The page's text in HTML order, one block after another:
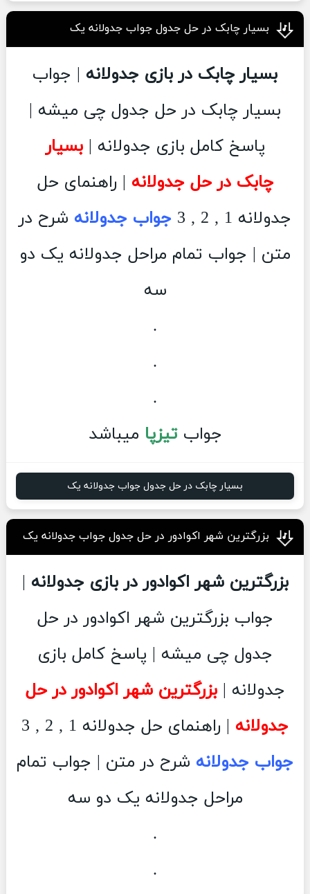
بسیار چابک در حل جدول جواب جدولانه یک
بسیار چابک در بازی جدولانه | جواب
بسیار چابک در حل جدول چی میشه |
پاسخ کامل بازی جدولانه |بسیار
چابک در حل جدولانه | راهنمای حل
جدولانه 1 , 2 , 3
جواب جدولانه شرح در
متن | جواب تمام مراحل جدولانه یک دو
سه
.
.
.
جوابتیزپا میباشد
بسیار چابک در حل جدول جواب جدولانه یک
بزرگترین شهر اکوادور در حل جدول جواب جدولانه یک
بزرگترین شهر اکوادور در بازی جدولانه |
جواب بزرگترین شهر اکوادور در حل
جدول چی میشه | پاسخ کامل بازی
جدولانه |بزرگترین شهر اکوادور در حل
جدولانه | راهنمای حل جدولانه 1 , 2 , 3
جواب جدولانه شرح در متن | جواب تمام
مراحل جدولانه یک دو سه
.
.